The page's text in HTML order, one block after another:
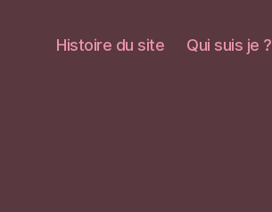
Histoire du site Qui suis je ?